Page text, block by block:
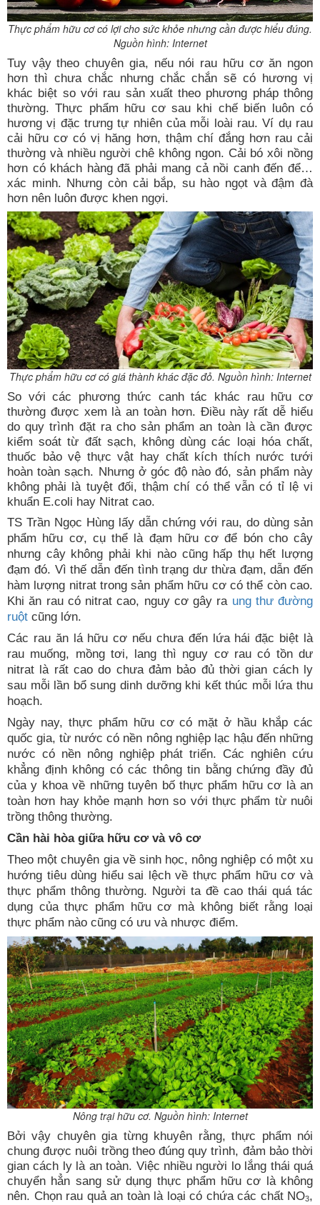
Thực phẩm hữu cơ có lợi cho sức khỏe nhưng cần được hiểu đúng.
Nguồn hình: Internet
Tuy vậy theo chuyên gia, nếu nói rau hữu cơ ăn ngon
hơn thì chưa chắc nhưng chắc chắn sẽ có hương vị
khác biệt so với rau sản xuất theo phương pháp thông
thường. Thực phẩm hữu cơ sau khi chế biến luôn có
hương vị đặc trưng tự nhiên của mỗi loài rau. Ví dụ rau
cải hữu cơ có vị hăng hơn, thậm chí đắng hơn rau cải
thường và nhiều người chê không ngon. Cải bó xôi nồng
hơn có khách hàng đã phải mang cả nồi canh đến để…
xác minh. Nhưng còn cải bắp, su hào ngọt và đậm đà
hơn nên luôn được khen ngợi.
Thực phẩm hữu cơ có giá thành khác đặc đỏ. Nguồn hình: Internet
So với các phương thức canh tác khác rau hữu cơ
thường được xem là an toàn hơn. Điều này rất dễ hiểu
do quy trình đặt ra cho sản phẩm an toàn là cần được
kiểm soát từ đất sạch, không dùng các loại hóa chất,
thuốc bảo vệ thực vật hay chất kích thích nước tưới
hoàn toàn sạch. Nhưng ở góc độ nào đó, sản phẩm này
không phải là tuyệt đối, thậm chí có thể vẫn có tỉ lệ vi
khuẩn E.coli hay Nitrat cao.
TS Trần Ngọc Hùng lấy dẫn chứng với rau, do dùng sản
phẩm hữu cơ, cụ thể là đạm hữu cơ để bón cho cây
nhưng cây không phải khi nào cũng hấp thụ hết lượng
đạm đó. Vì thế dẫn đến tình trạng dư thừa đạm, dẫn đến
hàm lượng nitrat trong sản phẩm hữu cơ có thể còn cao.
Khi ăn rau có nitrat cao, nguy cơ gây ra ung thư đường
ruột cũng lớn.
Các rau ăn lá hữu cơ nếu chưa đến lứa hái đặc biệt là
rau muống, mồng tơi, lang thì nguy cơ rau có tồn dư
nitrat là rất cao do chưa đảm bảo đủ thời gian cách ly
sau mỗi lần bổ sung dinh dưỡng khi kết thúc mỗi lứa thu
hoạch.
Ngày nay, thực phẩm hữu cơ có mặt ở hầu khắp các
quốc gia, từ nước có nền nông nghiệp lạc hậu đến những
nước có nền nông nghiệp phát triển. Các nghiên cứu
khẳng định không có các thông tin bằng chứng đầy đủ
của y khoa về những tuyên bố thực phẩm hữu cơ là an
toàn hơn hay khỏe mạnh hơn so với thực phẩm từ nuôi
trồng thông thường.
Cần hài hòa giữa hữu cơ và vô cơ
Theo một chuyên gia về sinh học, nông nghiệp có một xu
hướng tiêu dùng hiểu sai lệch về thực phẩm hữu cơ và
thực phẩm thông thường. Người ta đề cao thái quá tác
dụng của thực phẩm hữu cơ mà không biết rằng loại
thực phẩm nào cũng có ưu và nhược điểm.
Nông trại hữu cơ. Nguồn hình: Internet
Bởi vậy chuyên gia từng khuyên rằng, thực phẩm nói
chung được nuôi trồng theo đúng quy trình, đảm bảo thời
gian cách ly là an toàn. Việc nhiều người lo lắng thái quá
chuyển hẳn sang sử dụng thực phẩm hữu cơ là không
nên. Chọn rau quả an toàn là loại có chứa các chất NO3,